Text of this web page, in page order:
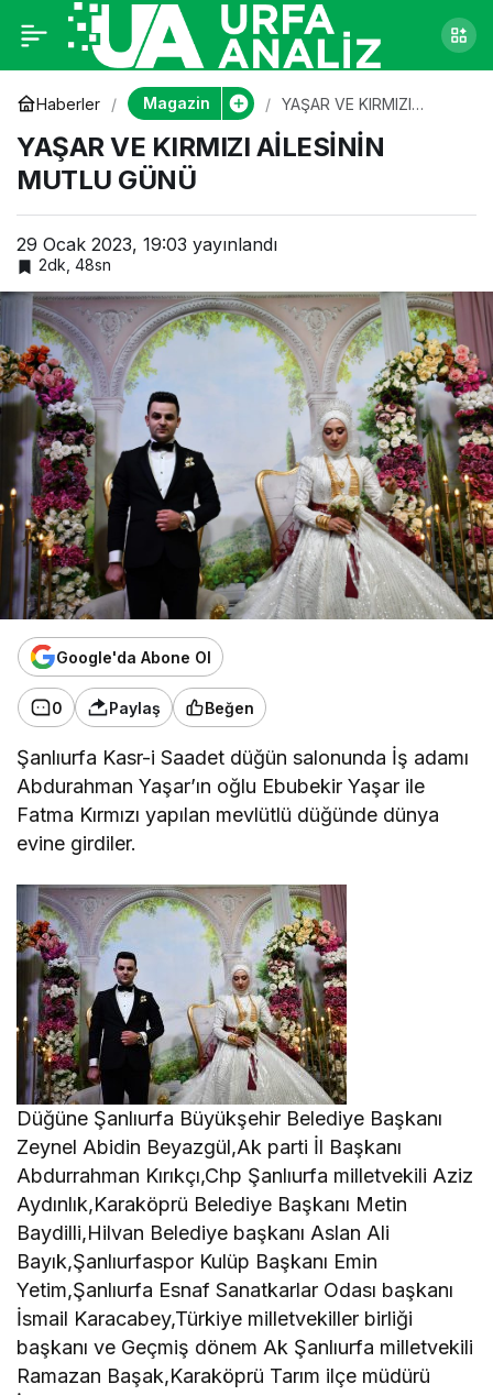
Haberler Magazin
YAŞAR VE KIRMIZI
YAŞAR VE KIRMIZI AİLESİNİN
MUTLU GÜNÜ
29 Ocak 2023, 19:03 yayınlandı
2dk, 48sn
Google'da Abone Ol
0 Paylaş Beğen
Şanlıurfa Kasr-i Saadet düğün salonunda İş adamı
Abdurahman Yaşar’ın oğlu Ebubekir Yaşar ile
Fatma Kırmızı yapılan mevlütlü düğünde dünya
evine girdiler.
Düğüne Şanlıurfa Büyükşehir Belediye Başkanı
Zeynel Abidin Beyazgül,Ak parti İl Başkanı
Abdurrahman Kırıkçı,Chp Şanlıurfa milletvekili Aziz
Aydınlık,Karaköprü Belediye Başkanı Metin
Baydilli,Hilvan Belediye başkanı Aslan Ali
Bayık,Şanlıurfaspor Kulüp Başkanı Emin
Yetim,Şanlıurfa Esnaf Sanatkarlar Odası başkanı
İsmail Karacabey,Türkiye milletvekiller birliği
başkanı ve Geçmiş dönem Ak Şanlıurfa milletvekili
Ramazan Başak,Karaköprü Tarım ilçe müdürü
YAŞAR VE KIRMIZI
AİLESİNİN MUTLU
GÜNÜ
0